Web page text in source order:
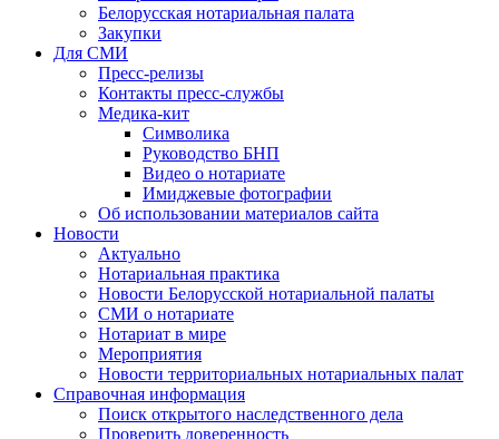
Белорусская нотариальная палата
Закупки
Для СМИ
Пресс-релизы
Контакты пресс-службы
Медика-кит
Символика
Руководство БНП
Видео о нотариате
Имиджевые фотографии
Об использовании материалов сайта
Новости
Актуально
Нотариальная практика
Новости Белорусской нотариальной палаты
СМИ о нотариате
Нотариат в мире
Мероприятия
Новости территориальных нотариальных палат
Справочная информация
Поиск открытого наследственного дела
Проверить доверенность